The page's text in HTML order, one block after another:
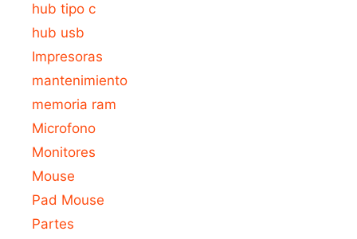
hub tipo c
hub usb
Impresoras
mantenimiento
memoria ram
Microfono
Monitores
Mouse
Pad Mouse
Partes